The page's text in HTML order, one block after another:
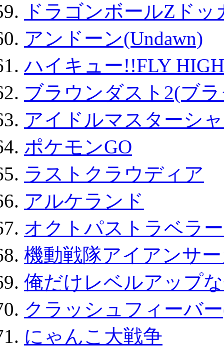
ドラゴンボールZド
アンドーン(Undawn)
ハイキュー!!FLY HIGH
ブラウンダスト2(ブ
アイドルマスターシ
ポケモンGO
ラストクラウディア
アルケランド
オクトパストラベラ
機動戦隊アイアンサ
俺だけレベルアップ
クラッシュフィーバ
にゃんこ大戦争